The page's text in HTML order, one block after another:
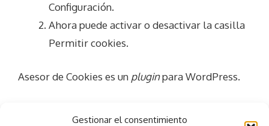
Gestionar el consentimiento
Configuración.
Ahora puede activar o desactivar la casilla
Permitir cookies.
Asesor de Cookies es un pluginpara WordPress.